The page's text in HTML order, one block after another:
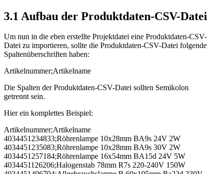
3.1 Aufbau der Produktdaten-CSV-Datei
Um nun in die eben erstellte Projektdatei eine Produktdaten-CSV-
Datei zu importieren, sollte die Produktdaten-CSV-Datei folgende
Spaltenüberschriften haben:
Artikelnummer;Artikelname
Die Spalten der Produktdaten-CSV-Datei sollten Semikolon
getrennt sein.
Hier ein komplettes Beispiel:
Artikelnummer;Artikelname
4034451234833;Röhrenlampe 10x28mm BA9s 24V 2W
4034451235083;Röhrenlampe 10x28mm BA9s 30V 2W
4034451257184;Röhrenlampe 16x54mm BA15d 24V 5W
4034451126206;Halogenstab 78mm R7s 220-240V 150W